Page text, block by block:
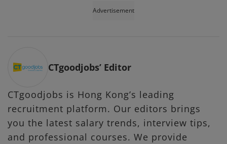
Advertisement
CTgoodjobs’ Editor
CTgoodjobs is Hong Kong’s leading
recruitment platform. Our editors brings
you the latest salary trends, interview tips,
and professional courses. We provide